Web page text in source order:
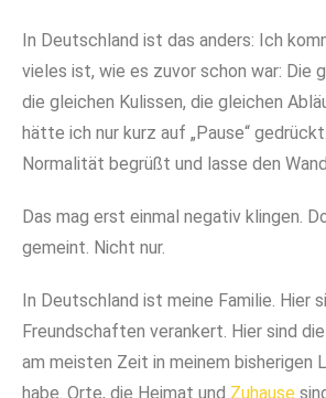
In Deutschland ist das anders: Ich
vieles ist, wie es zuvor schon war: Die
die gleichen Kulissen, die gleichen
hätte ich nur kurz auf „Pause“
Normalität begrüßt und lasse den
Das mag erst einmal negativ klingen.
gemeint. Nicht nur.
In Deutschland ist meine Familie. Hier
Freundschaften verankert. Hier sind
am meisten Zeit in meinem bisherigen
habe. Orte, die Heimat und Zuhause